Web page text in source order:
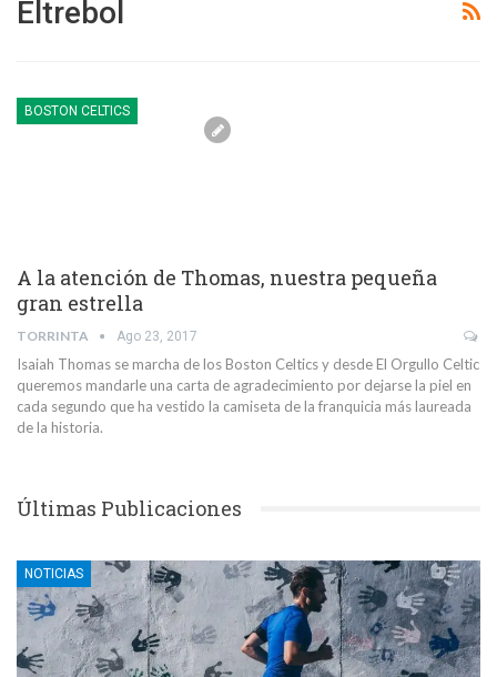
Eltrebol
BOSTON CELTICS
A la atención de Thomas, nuestra pequeña
gran estrella
TORRINTA Ago 23, 2017
Isaiah Thomas se marcha de los Boston Celtics y desde El Orgullo Celtic
queremos mandarle una carta de agradecimiento por dejarse la piel en
cada segundo que ha vestido la camiseta de la franquicia más laureada
de la historia.
Últimas Publicaciones
NOTICIAS